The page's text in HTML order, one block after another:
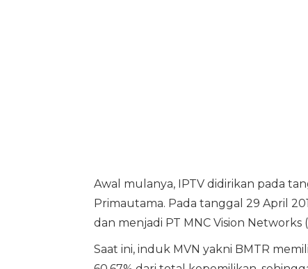
Awal mulanya, IPTV didirikan pada
Primautama. Pada tanggal 29 April
dan menjadi PT MNC Vision Networks
Saat ini, induk MVN yakni BMTR